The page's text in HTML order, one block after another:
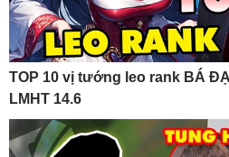
TOP 10 vị tướng leo rank BÁ
LMHT 14.6